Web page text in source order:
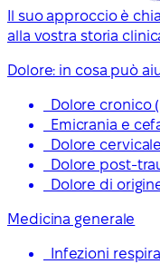
Il suo approccio è
alla vostra storia
Dolore: in cosa può
Dolore cronico
Emicrania e
Dolore
Dolore post-
Dolore di
Medicina generale
Infezioni